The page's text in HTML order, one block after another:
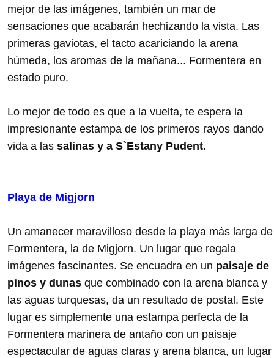
mejor de las imágenes, también un mar de
sensaciones que acabarán hechizando la vista. Las
primeras gaviotas, el tacto acariciando la arena
húmeda, los aromas de la mañana... Formentera en
estado puro.
Lo mejor de todo es que a la vuelta, te espera la
impresionante estampa de los primeros rayos dando
vida a las salinas y a S`Estany Pudent.
Playa de Migjorn
Un amanecer maravilloso desde la playa más larga de
Formentera, la de Migjorn. Un lugar que regala
imágenes fascinantes. Se encuadra en un paisaje de
pinos y dunas que combinado con la arena blanca y
las aguas turquesas, da un resultado de postal. Este
lugar es simplemente una estampa perfecta de la
Formentera marinera de antaño con un paisaje
espectacular de aguas claras y arena blanca, un lugar